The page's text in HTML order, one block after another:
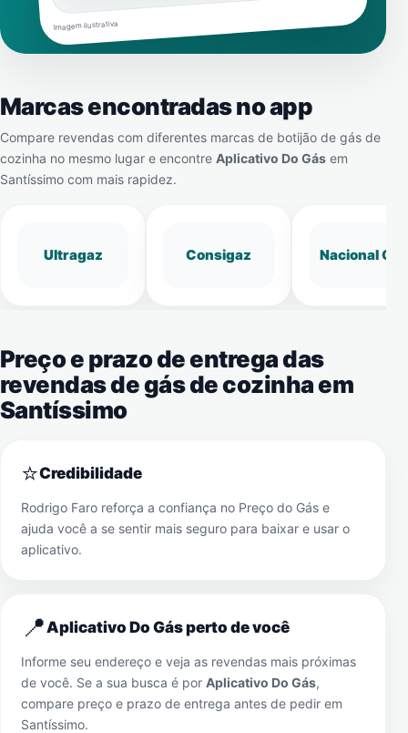
Imagem ilustrativa
Marcas encontradas no app
Compare revendas com diferentes marcas de botijão de gás de
cozinha no mesmo lugar e encontre Aplicativo Do Gás em
Santíssimo com mais rapidez.
Ultragaz Consigaz Nacional Gás
Preço e prazo de entrega das
revendas de gás de cozinha em
Santíssimo
⭐Credibilidade
Rodrigo Faro reforça a confiança no Preço do Gás e
ajuda você a se sentir mais seguro para baixar e usar o
aplicativo.
📍Aplicativo Do Gás perto de você
Informe seu endereço e veja as revendas mais próximas
de você. Se a sua busca é por Aplicativo Do Gás,
compare preço e prazo de entrega antes de pedir em
Santíssimo.